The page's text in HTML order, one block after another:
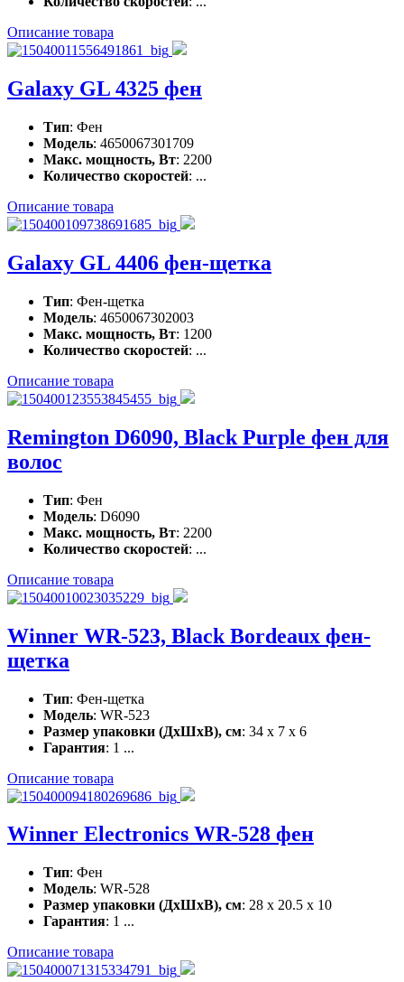
Описание товара
Galaxy GL 4325 фен
Тип: Фен
Модель: 4650067301709
Макс. мощность, Вт: 2200
Количество скоростей: ...
Описание товара
Galaxy GL 4406 фен-щетка
Тип: Фен-щетка
Модель: 4650067302003
Макс. мощность, Вт: 1200
Количество скоростей: ...
Описание товара
Remington D6090, Black Purple фен для
волос
Тип: Фен
Модель: D6090
Макс. мощность, Вт: 2200
Количество скоростей: ...
Описание товара
Winner WR-523, Black Bordeaux фен-
щетка
Тип: Фен-щетка
Модель: WR-523
Размер упаковки (ДхШхВ), см: 34 x 7 x 6
Гарантия: 1 ...
Описание товара
Winner Electronics WR-528 фен
Тип: Фен
Модель: WR-528
Размер упаковки (ДхШхВ), см: 28 x 20.5 x 10
Гарантия: 1 ...
Описание товара